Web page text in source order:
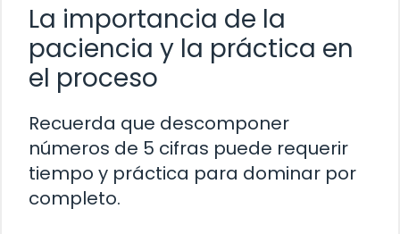
La importancia de la
paciencia y la práctica en
el proceso
Recuerda que descomponer
números de 5 cifras puede requerir
tiempo y práctica para dominar por
completo.